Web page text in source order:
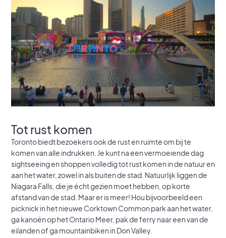
Tot rust komen
Toronto biedt bezoekers ook de rust en ruimte om bij te
komen van alle indrukken. Je kunt na een vermoeiende dag
sightseeing en shoppen volledig tot rust komen in de natuur en
aan het water, zowel in als buiten de stad. Natuurlijk liggen de
Niagara Falls, die je écht gezien moet hebben, op korte
afstand van de stad. Maar er is meer! Hou bijvoorbeeld een
picknick in het nieuwe Corktown Common park aan het water,
ga kanoën op het Ontario Meer, pak de ferry naar een van de
eilanden of ga mountainbiken in Don Valley.